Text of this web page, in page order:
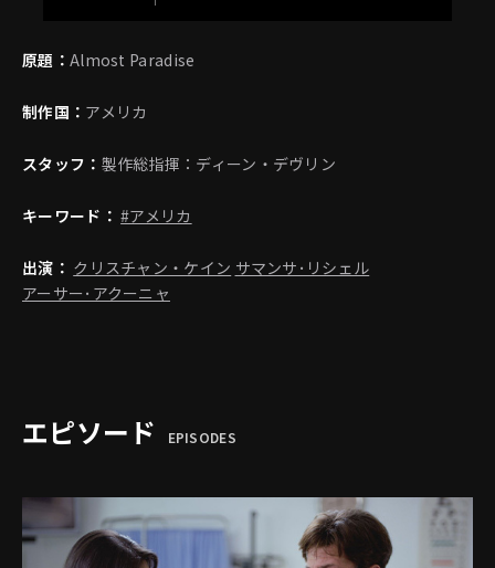
原題： Almost Paradise
制作国： アメリカ
スタッフ： 製作総指揮：ディーン・デヴリン
キーワード： #アメリカ
出演： クリスチャン・ケイン サマンサ･リシェル
アーサー･アクーニャ
エピソード EPISODES